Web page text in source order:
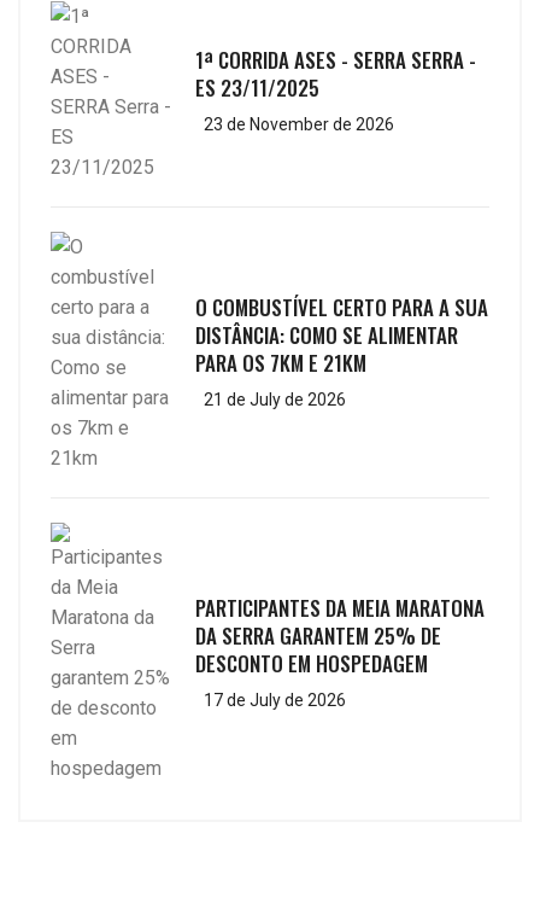
1ª CORRIDA ASES - SERRA SERRA -
ES 23/11/2025
23 de November de 2026
O COMBUSTÍVEL CERTO PARA A SUA
DISTÂNCIA: COMO SE ALIMENTAR
PARA OS 7KM E 21KM
21 de July de 2026
PARTICIPANTES DA MEIA MARATONA
DA SERRA GARANTEM 25% DE
DESCONTO EM HOSPEDAGEM
17 de July de 2026